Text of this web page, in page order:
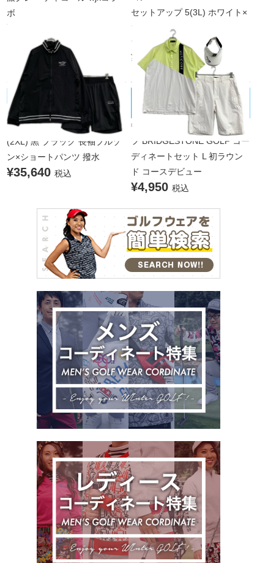
ボ
¥77,000
セットアップ 5(3L) ホワイト×
マルチカラー 白 半袖ポロシャ
ツ×ハーフパンツ 大きいサイズ
¥13,365 税込
muta MARINE/ムータマリン
未使用品 メンズ ムータマリン
muta MARINE セットアップ 8
(2XL) 黒 ブラック 長袖ブルゾ
ン×ショートパンツ 撥水
¥35,640 税込
BRIDGESTONE GOLF/ブリヂストン
ゴルフ
中古 メンズ ブリヂストンゴル
フ BRIDGESTONE GOLF コー
ディネートセット L 初ラウン
ド コースデビュー
¥4,950 税込